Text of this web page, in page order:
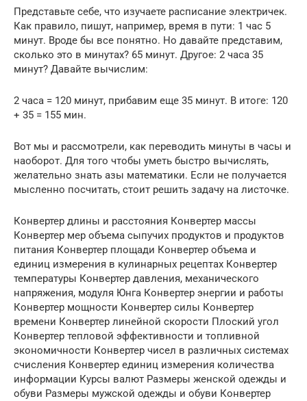
Представьте себе, что изучаете расписание электричек.
Как правило, пишут, например, время в пути: 1 час 5
минут. Вроде бы все понятно. Но давайте представим,
сколько это в минутах? 65 минут. Другое: 2 часа 35
минут? Давайте вычислим:
2 часа = 120 минут, прибавим еще 35 минут. В итоге: 120
+ 35 = 155 мин.
Вот мы и рассмотрели, как переводить минуты в часы и
наоборот. Для того чтобы уметь быстро вычислять,
желательно знать азы математики. Если не получается
мысленно посчитать, стоит решить задачу на листочке.
Конвертер длины и расстояния Конвертер массы
Конвертер мер объема сыпучих продуктов и продуктов
питания Конвертер площади Конвертер объема и
единиц измерения в кулинарных рецептах Конвертер
температуры Конвертер давления, механического
напряжения, модуля Юнга Конвертер энергии и работы
Конвертер мощности Конвертер силы Конвертер
времени Конвертер линейной скорости Плоский угол
Конвертер тепловой эффективности и топливной
экономичности Конвертер чисел в различных системах
счисления Конвертер единиц измерения количества
информации Курсы валют Размеры женской одежды и
обуви Размеры мужской одежды и обуви Конвертер